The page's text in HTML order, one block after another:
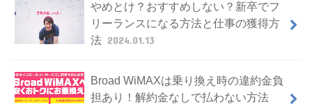
やめとけ？おすすめしない？新卒でフ
リーランスになる方法と仕事の獲得方
法 2024.01.13
Broad WiMAXは乗り換え時の違約金負
担あり！解約金なしで払わない方法